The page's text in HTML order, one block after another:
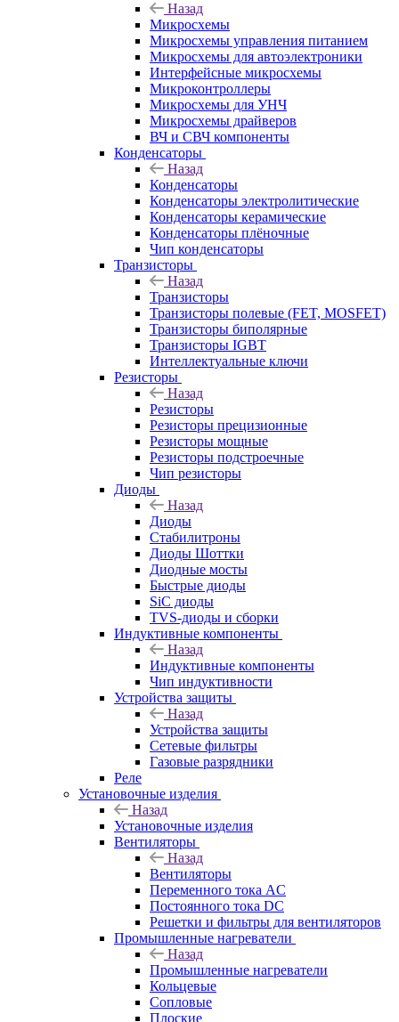
Назад
Микросхемы
Микросхемы управления питанием
Микросхемы для автоэлектроники
Интерфейсные микросхемы
Микроконтроллеры
Микросхемы для УНЧ
Микросхемы драйверов
ВЧ и СВЧ компоненты
Конденсаторы
Назад
Конденсаторы
Конденсаторы электролитические
Конденсаторы керамические
Конденсаторы плёночные
Чип конденсаторы
Транзисторы
Назад
Транзисторы
Транзисторы полевые (FET, MOSFET)
Транзисторы биполярные
Транзисторы IGBT
Интеллектуальные ключи
Резисторы
Назад
Резисторы
Резисторы прецизионные
Резисторы мощные
Резисторы подстроечные
Чип резисторы
Диоды
Назад
Диоды
Стабилитроны
Диоды Шоттки
Диодные мосты
Быстрые диоды
SiC диоды
TVS-диоды и сборки
Индуктивные компоненты
Назад
Индуктивные компоненты
Чип индуктивности
Устройства защиты
Назад
Устройства защиты
Сетевые фильтры
Газовые разрядники
Реле
Установочные изделия
Назад
Установочные изделия
Вентиляторы
Назад
Вентиляторы
Переменного тока AC
Постоянного тока DC
Решетки и фильтры для вентиляторов
Промышленные нагреватели
Назад
Промышленные нагреватели
Кольцевые
Сопловые
Плоские